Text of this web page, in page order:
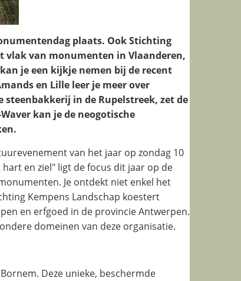
plaats. Ook Stichting
vlak van monumenten in Vlaanderen,
je een kijkje nemen bij de recent
en Lille leer je meer over
steenbakkerij in de Rupelstreek, zet de
kan je de neogotische
van het jaar op zondag 10
en ziel" ligt de focus dit jaar op de
Je ontdekt niet enkel het
Kempens Landschap koestert
en erfgoed in de provincie Antwerpen.
domeinen van deze organisatie.
Deze unieke, beschermde